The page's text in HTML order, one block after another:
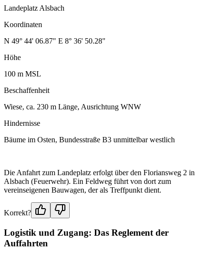
Landeplatz Alsbach
Koordinaten
N 49° 44' 06.87" E 8° 36' 50.28"
Höhe
100 m MSL
Beschaffenheit
Wiese, ca. 230 m Länge, Ausrichtung WNW
Hindernisse
Bäume im Osten, Bundesstraße B3 unmittelbar westlich
Die Anfahrt zum Landeplatz erfolgt über den Floriansweg 2 in
Alsbach (Feuerwehr). Ein Feldweg führt von dort zum
vereinseigenen Bauwagen, der als Treffpunkt dient.
Korrekt?
Logistik und Zugang: Das Reglement der
Auffahrten